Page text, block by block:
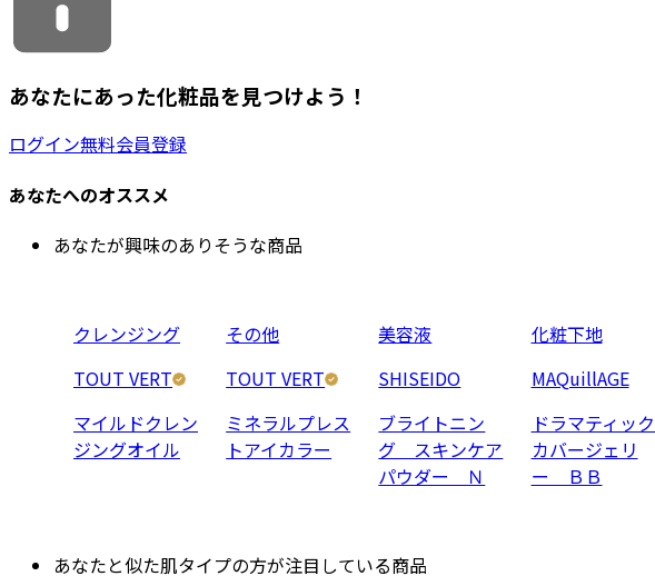
あなたにあった化粧品を見つけよう！
ログイン無料会員登録
あなたへのオススメ
あなたが興味のありそうな商品
クレンジング
TOUT VERT
マイルドクレン
ジングオイル
その他
TOUT VERT
ミネラルプレス
トアイカラー
美容液
SHISEIDO
ブライトニン
グ スキンケア
パウダー Ｎ
化粧下地
MAQuillAGE
ドラマティッ
カバージェリ
ー ＢＢ
あなたと似た肌タイプの方が注目している商品